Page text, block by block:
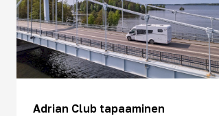
Adrian Club tapaaminen